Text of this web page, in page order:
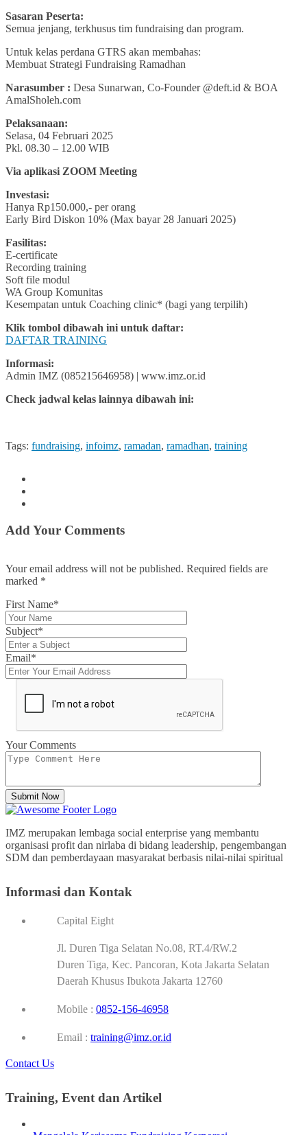
Sasaran Peserta:
Semua jenjang, terkhusus tim fundraising dan program.
Untuk kelas perdana GTRS akan membahas:
Membuat Strategi Fundraising Ramadhan
Narasumber : Desa Sunarwan, Co-Founder @deft.id & BOA
AmalSholeh.com
Pelaksanaan:
Selasa, 04 Februari 2025
Pkl. 08.30 – 12.00 WIB
Via aplikasi ZOOM Meeting
Investasi:
Hanya Rp150.000,- per orang
Early Bird Diskon 10% (Max bayar 28 Januari 2025)
Fasilitas:
E-certificate
Recording training
Soft file modul
WA Group Komunitas
Kesempatan untuk Coaching clinic* (bagi yang terpilih)
Klik tombol dibawah ini untuk daftar:
DAFTAR TRAINING
Informasi:
Admin IMZ (085215646958) | www.imz.or.id
Check jadwal kelas lainnya dibawah ini:
Tags: fundraising, infoimz, ramadan, ramadhan, training
Add Your Comments
Your email address will not be published. Required fields are
marked *
First Name*
Subject*
Email*
Your Comments
Submit Now
IMZ merupakan lembaga social enterprise yang membantu
organisasi profit dan nirlaba di bidang leadership, pengembangan
SDM dan pemberdayaan masyarakat berbasis nilai-nilai spiritual
Informasi dan Kontak
Capital Eight
Jl. Duren Tiga Selatan No.08, RT.4/RW.2
Duren Tiga, Kec. Pancoran, Kota Jakarta Selatan
Daerah Khusus Ibukota Jakarta 12760
Mobile : 0852-156-46958
Email : training@imz.or.id
Contact Us
Training, Event dan Artikel